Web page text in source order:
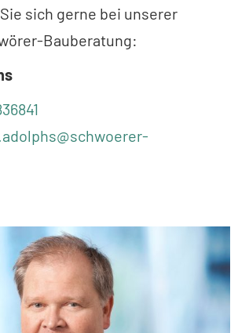
sich gerne bei unserer
Bauberatung: